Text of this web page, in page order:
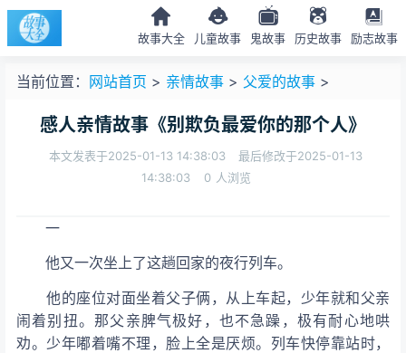
故事大全 儿童故事 鬼故事 历史故事 励志故事
当前位置： 网站首页 > 亲情故事 > 父爱的故事 >
感人亲情故事《别欺负最爱你的那个人》
本文发表于2025-01-13 14:38:03
最后修改于2025-01-13
14:38:03
0 人浏览
一
他又一次坐上了这趟回家的夜行列车。
他的座位对面坐着父子俩，从上车起，少年就和父亲
闹着别扭。那父亲脾气极好，也不急躁，极有耐心地哄
劝。少年嘟着嘴不理，脸上全是厌烦。列车快停靠站时，